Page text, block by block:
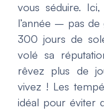
vous séduire.
l’année – pas
300 jours de
volé sa
rêvez plus de
vivez ! Les
idéal pour éviter